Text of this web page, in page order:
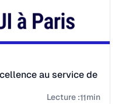
au service de
Lecture :11min